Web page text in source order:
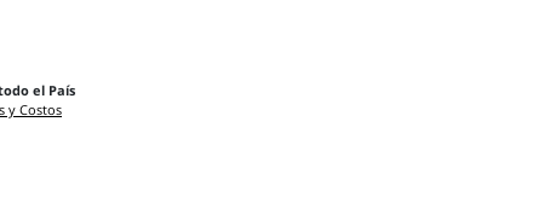
el País
y Costos